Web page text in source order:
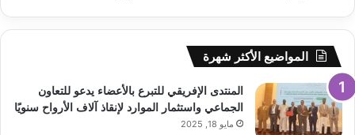
المواضيع الأكثر شهرة
المنتدى الإفريقي للتبرع بالأعضاء يدعو للتعاون
الجماعي واستثمار الموارد لإنقاذ آلاف الأرواح سنويًا
مايو 18, 2025